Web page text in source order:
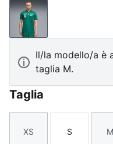
Green Lux
Il/la modello/a è
taglia M.
Taglia
Taglia
XS
Taglia
S M